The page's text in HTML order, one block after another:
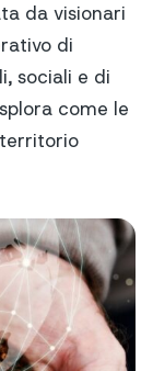
da visionari
di
sociali e di
come le
territorio